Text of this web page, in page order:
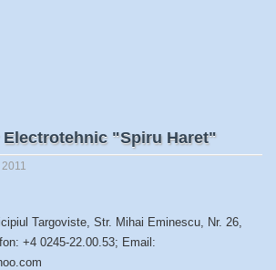
"Spiru Haret"
Targoviste, Str. Mihai Eminescu, Nr. 26,
+4 0245-22.00.53; Email: